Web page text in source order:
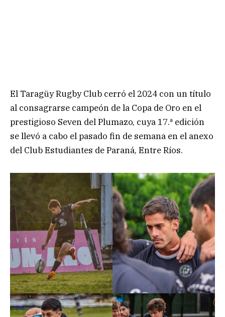
El Taragüy Rugby Club cerró el 2024 con un título
al consagrarse campeón de la Copa de Oro en el
prestigioso Seven del Plumazo, cuya 17.ª edición
se llevó a cabo el pasado fin de semana en el anexo
del Club Estudiantes de Paraná, Entre Ríos.